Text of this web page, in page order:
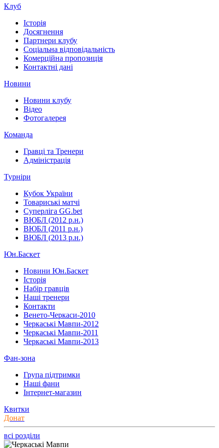
Клуб
Історія
Досягнення
Партнери клубу
Соціальна відповідальність
Комерційна пропозиція
Контактні дані
Новини
Новини клубу
Відео
Фотогалерея
Команда
Гравці та Тренери
Адміністрація
Турніри
Кубок України
Товариські матчі
Суперліга GG.bet
ВЮБЛ (2012 р.н.)
ВЮБЛ (2011 р.н.)
ВЮБЛ (2013 р.н.)
Юн.Баскет
Новини Юн.Баскет
Історія
Набір гравців
Наші тренери
Контакти
Венето-Черкаси-2010
Черкаські Мавпи-2012
Черкаські Мавпи-2011
Черкаські Мавпи-2013
Фан-зона
Група підтримки
Наші фани
Інтернет-магазин
Квитки
Донат
всі розділи